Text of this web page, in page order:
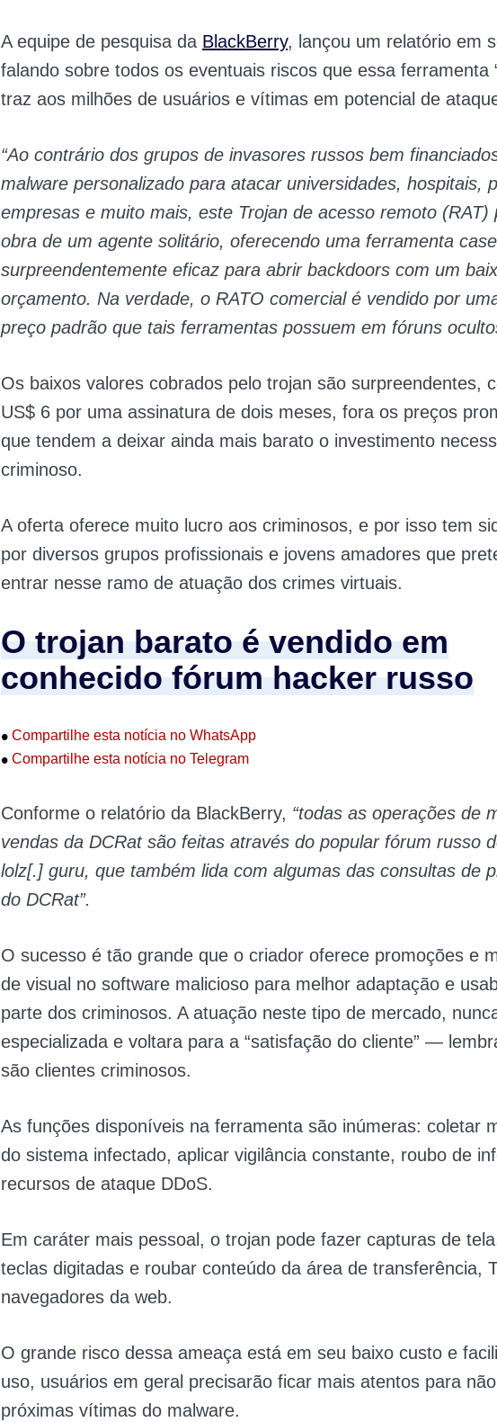
A equipe de pesquisa da BlackBerry, lançou um relatório em
falando sobre todos os eventuais riscos que essa ferramenta
traz aos milhões de usuários e vítimas em potencial de
“Ao contrário dos grupos de invasores russos bem
malware personalizado para atacar universidades, hospitais,
empresas e muito mais, este Trojan de acesso remoto (RAT)
obra de um agente solitário, oferecendo uma ferramenta
surpreendentemente eficaz para abrir backdoors com um
orçamento. Na verdade, o RATO comercial é vendido por
preço padrão que tais ferramentas possuem em fóruns
Os baixos valores cobrados pelo trojan são surpreendentes,
US$ 6 por uma assinatura de dois meses, fora os preços
que tendem a deixar ainda mais barato o investimento
criminoso.
A oferta oferece muito lucro aos criminosos, e por isso tem
por diversos grupos profissionais e jovens amadores que
entrar nesse ramo de atuação dos crimes virtuais.
O trojan barato é vendido em
conhecido fórum hacker russo
• Compartilhe esta notícia no WhatsApp
• Compartilhe esta notícia no Telegram
Conforme o relatório da BlackBerry, “todas as operações de
vendas da DCRat são feitas através do popular fórum russo
lolz[.] guru, que também lida com algumas das consultas de
do DCRat”.
O sucesso é tão grande que o criador oferece promoções e
de visual no software malicioso para melhor adaptação e
parte dos criminosos. A atuação neste tipo de mercado,
especializada e voltara para a “satisfação do cliente” —
são clientes criminosos.
As funções disponíveis na ferramenta são inúmeras: coletar
do sistema infectado, aplicar vigilância constante, roubo de
recursos de ataque DDoS.
Em caráter mais pessoal, o trojan pode fazer capturas de
teclas digitadas e roubar conteúdo da área de transferência,
navegadores da web.
O grande risco dessa ameaça está em seu baixo custo e
uso, usuários em geral precisarão ficar mais atentos para
próximas vítimas do malware.